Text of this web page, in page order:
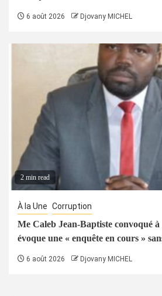
6 août 2026 Djovany MICHEL
2 min read
À la Une Corruption
Me Caleb Jean-Baptiste convoqué
évoque une « enquête en cours »
6 août 2026 Djovany MICHEL